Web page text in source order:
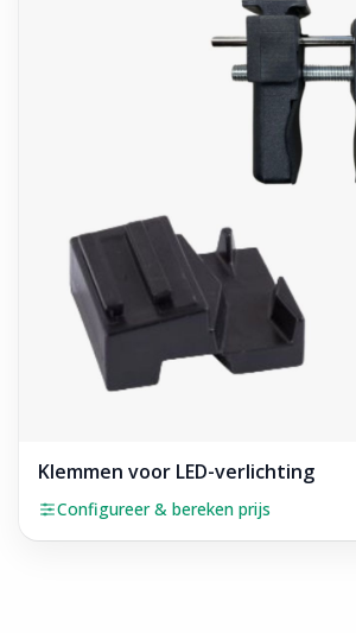
Klemmen voor LED-verlichting
Configureer & bereken prijs